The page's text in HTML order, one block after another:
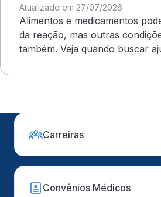
Atualizado em 27/07/2026
Alimentos e medicamentos
da reação, mas outras
também. Veja quando buscar
Carreiras
Convênios Médicos